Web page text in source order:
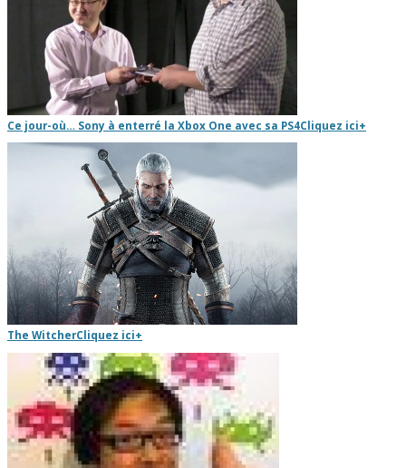
Ce jour-où… Sony à enterré la Xbox One avec sa PS4Cliquez ici+
The WitcherCliquez ici+